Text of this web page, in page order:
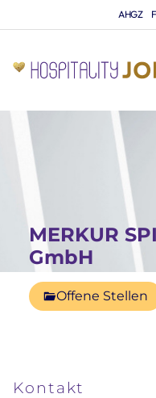
AHGZ
MERKUR
GmbH
Offene Stellen
Kontakt